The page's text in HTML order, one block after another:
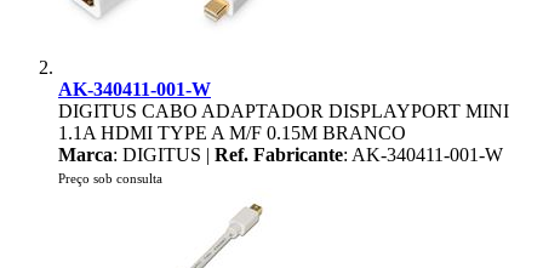
AK-340411-001-W
DIGITUS CABO ADAPTADOR DISPLAYPORT MINI
1.1A HDMI TYPE A M/F 0.15M BRANCO
Marca: DIGITUS | Ref. Fabricante: AK-340411-001-W
Preço sob consulta